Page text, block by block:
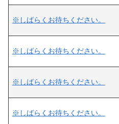
※しばらくお待ちください。
※しばらくお待ちください。
※しばらくお待ちください。
※しばらくお待ちください。